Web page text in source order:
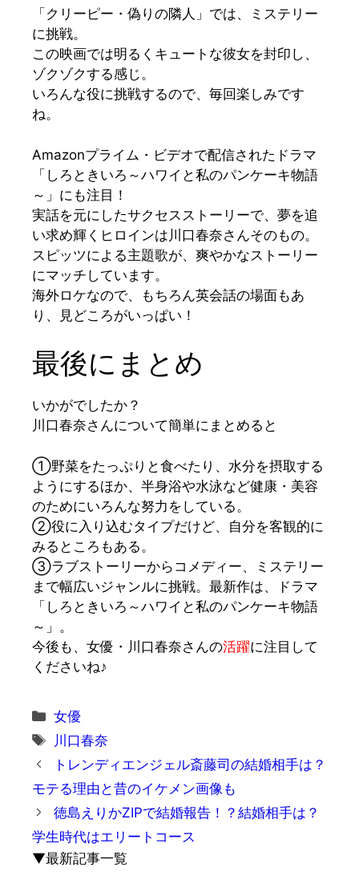
「クリーピー・偽りの隣人」 では、ミステリー
に挑戦。
この映画では明るくキュートな彼女を封印し、
ゾクゾクする感じ。
いろんな役に挑戦するので、毎回楽しみです
ね。
Amazonプライム・ビデオで配信されたドラマ
「しろときいろ～ハワイと私のパンケーキ物語
～」 にも注目！
実話を元にしたサクセスストーリーで、夢を追
い求め輝くヒロインは川口春奈さんそのもの。
スピッツによる主題歌が、爽やかなストーリー
にマッチしています。
海外ロケなので、もちろん英会話の場面もあ
り、見どころがいっぱい！
最後にまとめ
いかがでしたか？
川口春奈さんについて簡単にまとめると
①野菜をたっぷりと食べたり、水分を摂取する
ようにするほか、半身浴や水泳など健康・美容
のためにいろんな努力をしている。
②役に入り込むタイプだけど、自分を客観的に
みるところもある。
③ラブストーリーからコメディー、ミステリー
まで幅広いジャンルに挑戦。最新作は、ドラマ
「しろときいろ～ハワイと私のパンケーキ物語
～」。
今後も、女優・川口春奈さんの活躍に注目して
くださいね♪
カ
テ
リ
ー
女優
タ
グ
川口春奈
トレンディエンジェル斎藤司の結婚相手は？
モテる理由と昔のイケメン画像も
徳島えりかZIPで結婚報告！？結婚相手は？
学生時代はエリートコース
▼最新記事一覧